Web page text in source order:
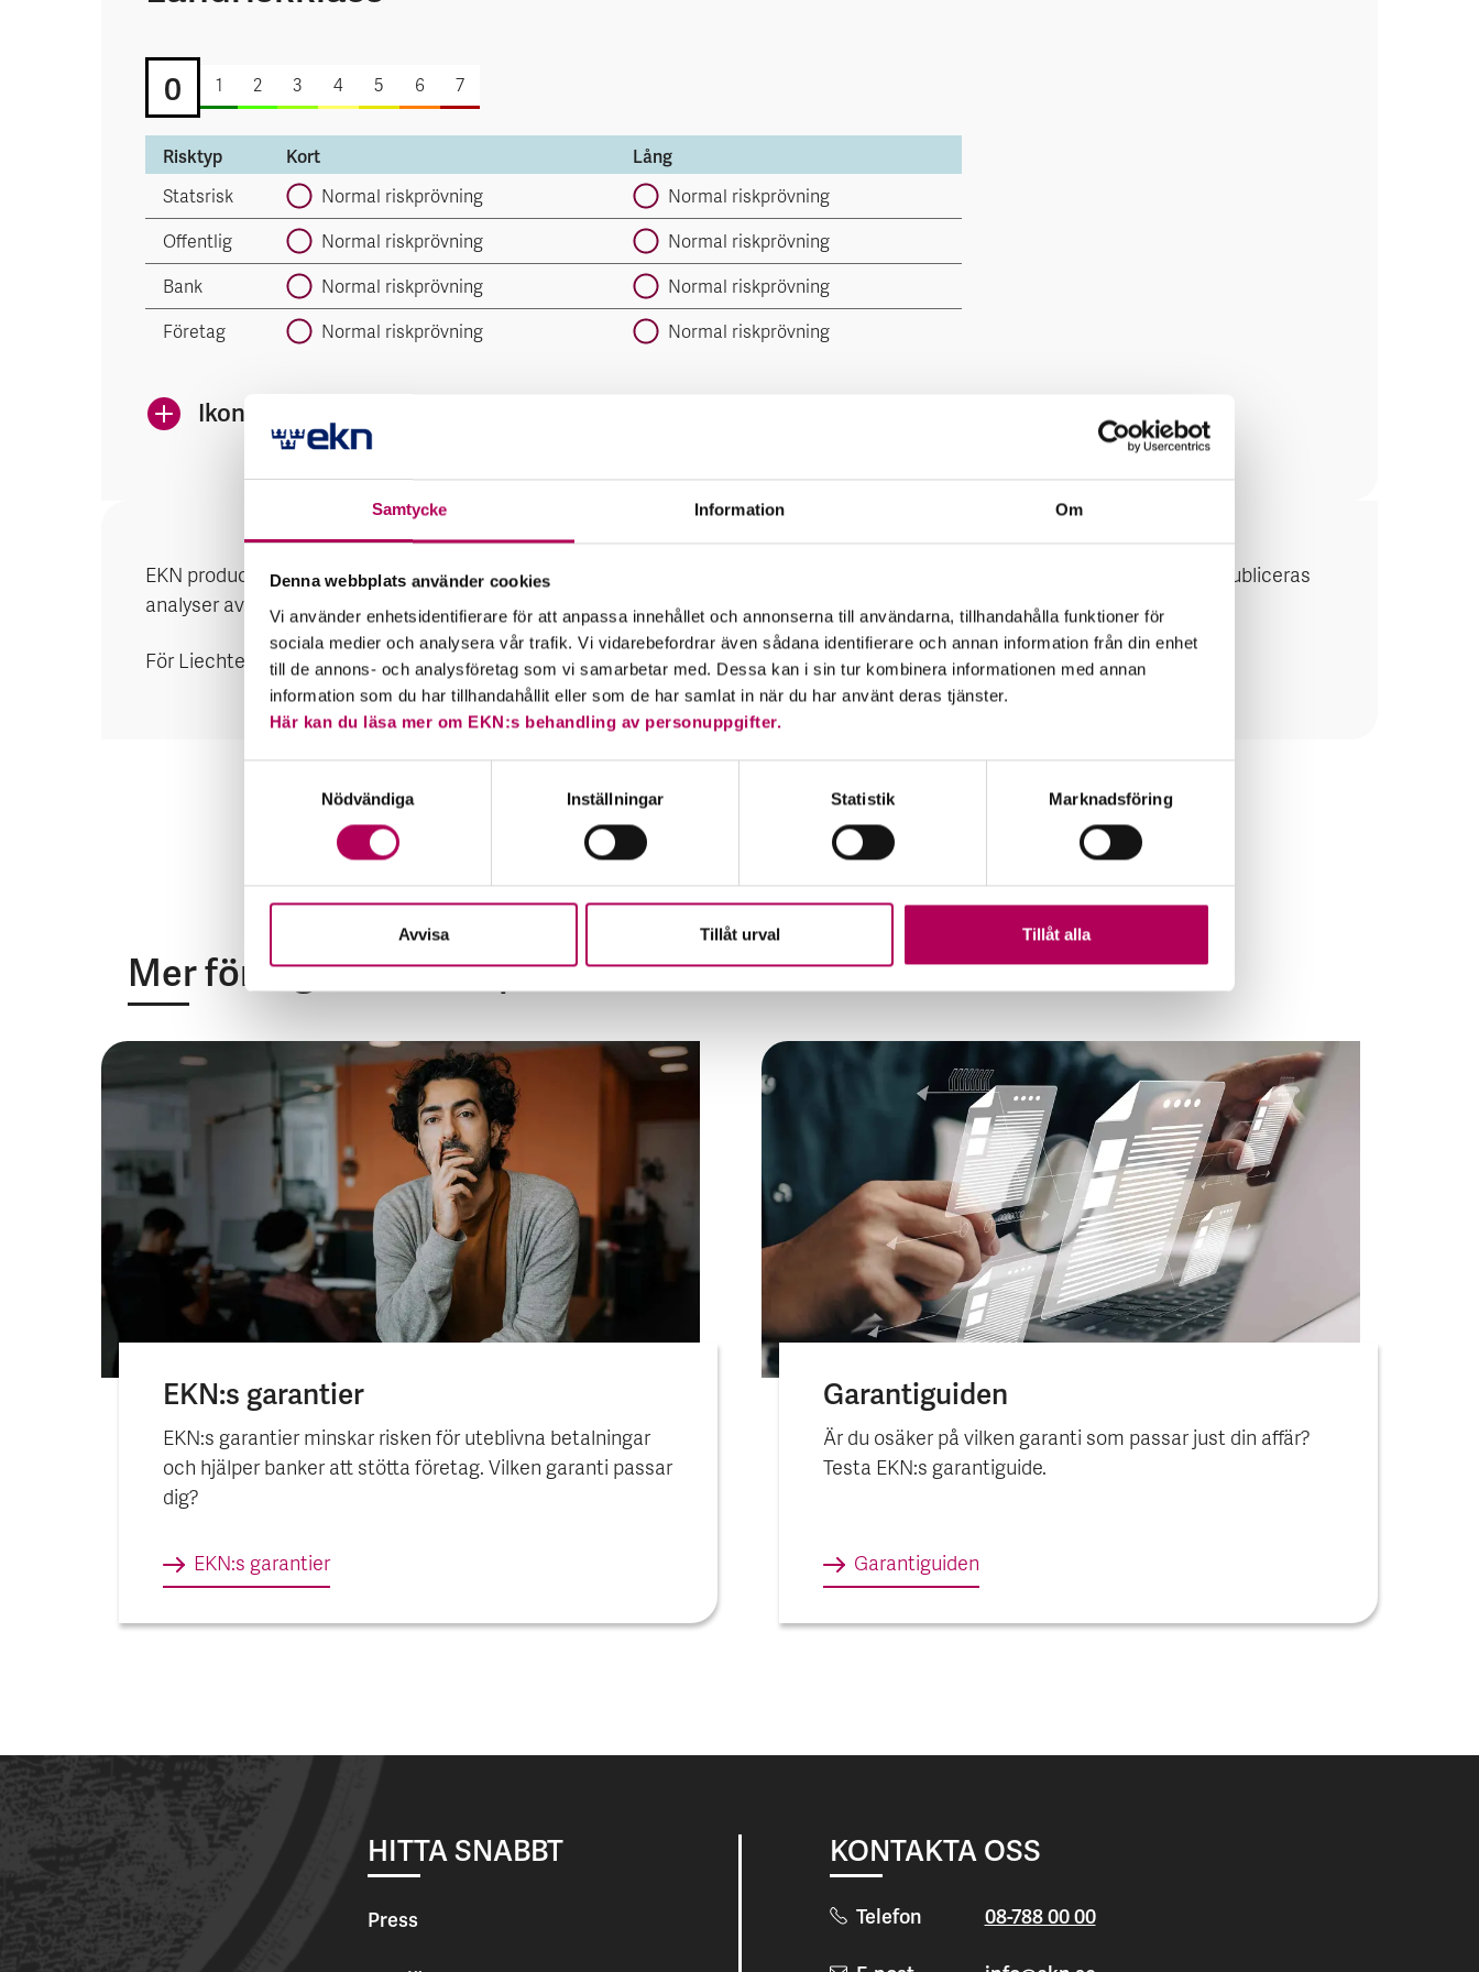
Samtycke Information Om
Denna webbplats använder cookies
Vi använder enhetsidentifierare för att anpassa innehållet och annonserna till användarna, tillhandahålla funktioner för
sociala medier och analysera vår trafik. Vi vidarebefordrar även sådana identifierare och annan information från din enhet
till de annons- och analysföretag som vi samarbetar med. Dessa kan i sin tur kombinera informationen med annan
information som du har tillhandahållit eller som de har samlat in när du har använt deras tjänster.
Här kan du läsa mer om EKN:s behandling av personuppgifter.
Nödvändiga
Inställningar Statistik Marknadsföring
Avvisa Tillåt urval Tillåt alla
0 1 2 3 4 5 6 7
Risktyp Kort Lång
Statsrisk Normal riskprövning Normal riskprövning
Offentlig Normal riskprövning Normal riskprövning
Bank Normal riskprövning Normal riskprövning
Företag Normal riskprövning Normal riskprövning
Ikonerna anger EKN:s riskbedömning.
EKN producerar landriskanalyser för de cirka 25 länder världen över som har störst exponering av EKN-garantier. Därutöver publiceras
analyser av andra länder, beroende på riskutveckling och affärsflöde.
För Liechtenstein finns för närvarande ingen landriskanalys.
Mer för dig som vill exportera till Liechtenstein
EKN:s garantier
EKN:s garantier minskar risken för uteblivna betalningar
och hjälper banker att stötta företag. Vilken garanti passar
dig?
EKN:s garantier
Garantiguiden
Är du osäker på vilken garanti som passar just din affär?
Testa EKN:s garantiguide.
Garantiguiden
HITTA SNABBT
Press
KONTAKTA OSS
Telefon 08-788 00 00